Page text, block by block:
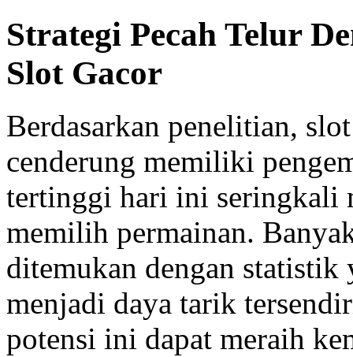
Strategi Pecah Telur
Slot Gacor
Berdasarkan penelitian,
cenderung memiliki
tertinggi hari ini seringkali
memilih permainan.
ditemukan dengan statistik
menjadi daya tarik
potensi ini dapat meraih